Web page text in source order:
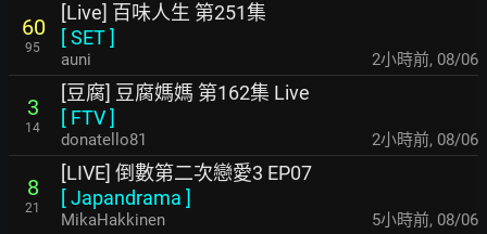
60
95
[Live] 百味人生 第251集
[SET]
auni 2小時前, 08/06
3
14
[豆腐] 豆腐媽媽 第162集 Live
[ FTV]
donatello81 2小時前, 08/06
8
21
[LIVE] 倒數第二次戀愛3 EP07
[Japandrama ]
MikaHakkinen 5小時前, 08/06